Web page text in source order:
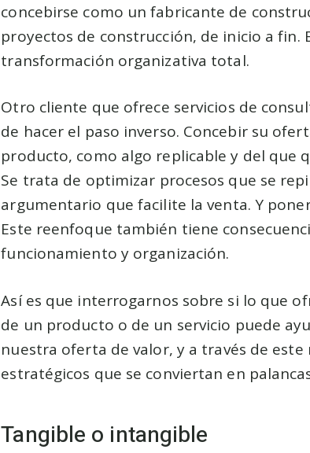
concebirse como un fabricante de
proyectos de construcción, de inicio a fin.
transformación organizativa total.
Otro cliente que ofrece servicios de
de hacer el paso inverso. Concebir su
producto, como algo replicable y del que
Se trata de optimizar procesos que se
argumentario que facilite la venta. Y
Este reenfoque también tiene
funcionamiento y organización.
Así es que interrogarnos sobre si lo que
de un producto o de un servicio puede
nuestra oferta de valor, y a través de
estratégicos que se conviertan en
Tangible o intangible